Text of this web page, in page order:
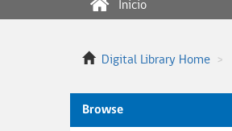
Inicio
Digital Library Home
Browse